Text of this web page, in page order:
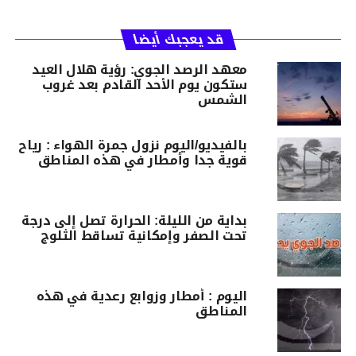
قد يعجبك أيضا
معهد الرصد الجوي: رؤية هلال العيد
ستكون يوم الأحد القادم بعد غروب
الشمس
بالفيديو/اليوم نزول جمرة الهواء : رياح
قوية جدا وأمطار في هذه المناطق
بداية من الليلة: الحرارة تصل إلى درجة
تحت الصفر وإمكانية تساقط الثلوج
اليوم : أمطار وزوابع رعدية في هذه
المناطق